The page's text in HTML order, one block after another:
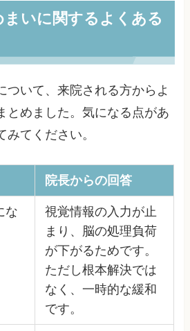
まいに関するよくある
ついて、来院される方からよ
とめました。気になる点があ
てください。
院長からの回答
な
視覚情報の入力が止
まり、脳の処理負荷
が下がるためです。
ただし根本解決では
なく、一時的な緩和
です。